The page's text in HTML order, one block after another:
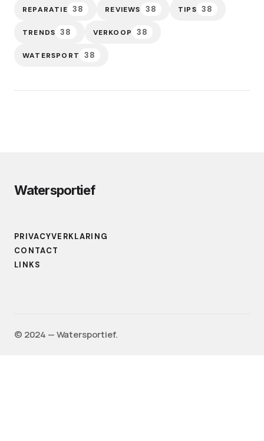
REPARATIE 38 REVIEWS 38 TIPS 38
TRENDS 38 VERKOOP 38
WATERSPORT 38
Watersportief
PRIVACYVERKLARING
CONTACT
LINKS
©️ 2024 — Watersportief.